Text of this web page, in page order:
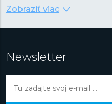
v čisto elektrickej sérii
švajčiarska značka s
Imierzaložená v roku
svojich hodiniek, sú jej
priezviskom svojho
Zobraziť viac
Newsletter